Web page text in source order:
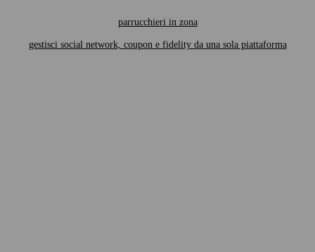
parrucchieri in zona
gestisci social network, coupon e fidelity da una sola piattaforma